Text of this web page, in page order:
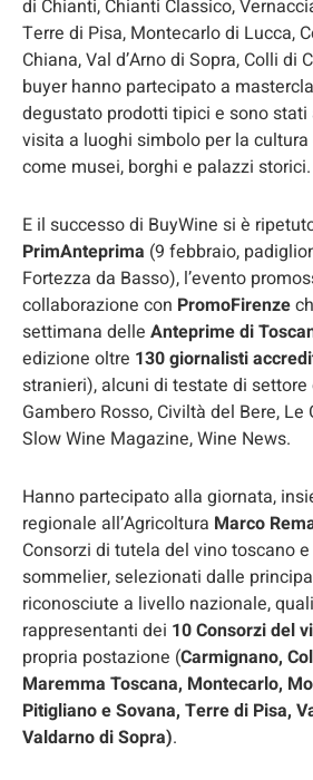
di Chianti, Chianti Classico,
Terre di Pisa, Montecarlo di Lucca,
Chiana, Val d’Arno di Sopra, Colli di
buyer hanno partecipato a
degustato prodotti tipici e sono
visita a luoghi simbolo per la
come musei, borghi e palazzi storici.
E il successo di BuyWine si è
PrimAnteprima (9 febbraio,
Fortezza da Basso), l’evento
collaborazione con PromoFirenze
settimana delle Anteprime di
edizione oltre 130 giornalisti
stranieri), alcuni di testate di settore
Gambero Rosso, Civiltà del Bere, Le
Slow Wine Magazine, Wine News.
Hanno partecipato alla giornata,
regionale all’Agricoltura Marco
Consorzi di tutela del vino toscano
sommelier, selezionati dalle
riconosciute a livello nazionale,
rappresentanti dei 10 Consorzi del
propria postazione (Carmignano,
Maremma Toscana, Montecarlo,
Pitigliano e Sovana, Terre di Pisa,
Valdarno di Sopra).